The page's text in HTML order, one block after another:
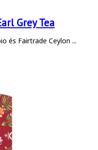
Grey Tea
és Fairtrade Ceylon ...